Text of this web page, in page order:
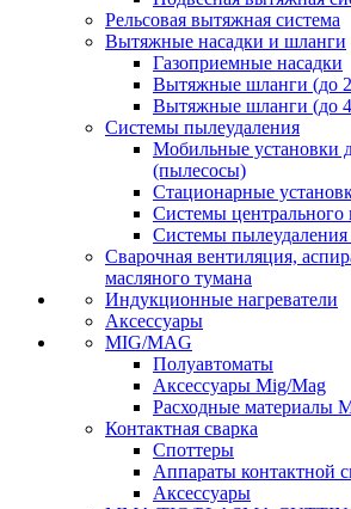
Рельсовая вытяжная система
Вытяжные насадки и шланги
Газоприемные насадки
Вытяжные шланги (до
Вытяжные шланги (до
Системы пылеудаления
Мобильные установки
(пылесосы)
Стационарные
Системы центрального
Системы пылеудаления
Сварочная вентиляция,
масляного тумана
Индукционные нагреватели
Аксессуары
MIG/MAG
Полуавтоматы
Аксессуары Mig/Mag
Расходные материалы
Контактная сварка
Споттеры
Аппараты контактной
Аксессуары